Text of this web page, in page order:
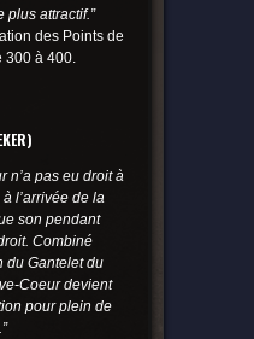
plus attractif.”
des Points de
300 à 400.
n’a pas eu droit à
l’arrivée de la
son pendant
Combiné
du Gantelet du
Coeur devient
pour plein de